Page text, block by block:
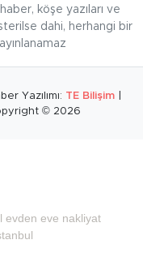
köşe yazıları ve
dahi, herhangi bir
Yazılımı: TE Bilişim
© 2026
evden eve nakliyat